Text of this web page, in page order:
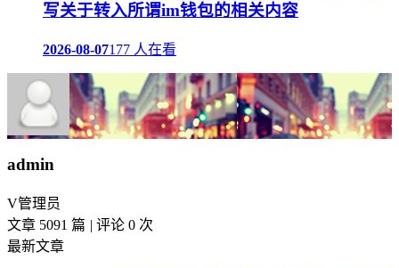
写关于转入所谓im钱包的相关内容
2026-08-07177 人在看
admin
V管理员
文章 5091 篇 | 评论 0 次
最新文章